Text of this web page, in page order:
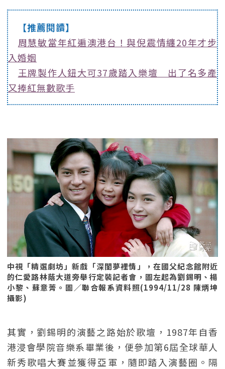
【推薦閱讀】
周慧敏當年紅遍澳港台！與倪震情纏20年才步
入婚姻
王牌製作人鈕大可37歲踏入樂壇 出了名多產
又捧紅無數歌手
中視「精選劇坊」新戲「深閨夢裡情」，在國父紀念館附近
的仁愛路林蔭大道旁舉行定裝記者會，圖左起為劉錫明、楊
小黎、蘇意菁。圖／聯合報系資料照(1994/11/28 陳炳坤
攝影)
其實，劉錫明的演藝之路始於歌壇，1987年自香
港浸會學院音樂系畢業後，便參加第6屆全球華人
新秀歌唱大賽並獲得亞軍，隨即踏入演藝圈。隔